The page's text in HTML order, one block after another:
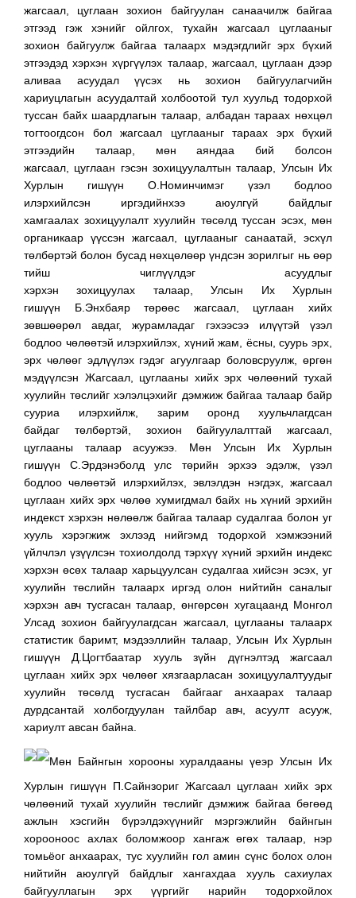
жагсаал, цуглаан зохион байгуулан санаачилж байгаа
этгээд гэж хэнийг ойлгох, тухайн жагсаал цуглааныг
зохион байгуулж байгаа талаарх мэдэгдлийг эрх бүхий
этгээдэд хэрхэн хүргүүлэх талаар, жагсаал, цуглаан дээр
аливаа асуудал үүсэх нь зохион байгуулагчийн
хариуцлагын асуудалтай холбоотой тул хуульд тодорхой
туссан байх шаардлагын талаар, албадан тараах нөхцөл
тогтоогдсон бол жагсаал цуглааныг тараах эрх бүхий
этгээдийн талаар, мөн аяндаа бий болсон
жагсаал, цуглаан гэсэн зохицуулалтын талаар, Улсын Их
Хурлын гишүүн О.Номинчимэг үзэл бодлоо
илэрхийлсэн иргэдийнхээ аюулгүй байдлыг
хамгаалах зохицуулалт хуулийн төсөлд туссан эсэх, мөн
органикаар үүссэн жагсаал, цуглааныг санаатай, эсхүл
төлбөртэй болон бусад нөхцөлөөр үндсэн зорилгыг нь өөр
тийш чиглүүлдэг асуудлыг
хэрхэн зохицуулах талаар, Улсын Их Хурлын
гишүүн Б.Энхбаяр төрөөс жагсаал, цуглаан хийх
зөвшөөрөл авдаг, журамладаг гэхээсээ илүүтэй үзэл
бодлоо чөлөөтэй илэрхийлэх, хүний жам, ёсны, суурь эрх,
эрх чөлөөг эдлүүлэх гэдэг агуулгаар боловсруулж, өргөн
мэдүүлсэн Жагсаал, цуглааны хийх эрх чөлөөний тухай
хуулийн төслийг хэлэлцэхийг дэмжиж байгаа талаар байр
сууриа илэрхийлж, зарим оронд хуульчлагдсан
байдаг төлбөртэй, зохион байгуулалттай жагсаал,
цуглааны талаар асуужээ. Мөн Улсын Их Хурлын
гишүүн С.Эрдэнэболд улс төрийн эрхээ эдэлж, үзэл
бодлоо чөлөөтэй илэрхийлэх, эвлэлдэн нэгдэх, жагсаал
цуглаан хийх эрх чөлөө хумигдмал байх нь хүний эрхийн
индекст хэрхэн нөлөөлж байгаа талаар судалгаа болон уг
хууль хэрэгжиж эхлээд нийгэмд тодорхой хэмжээний
үйлчлэл үзүүлсэн тохиолдолд тэрхүү хүний эрхийн индекс
хэрхэн өсөх талаар харьцуулсан судалгаа хийсэн эсэх, уг
хуулийн төслийн талаарх иргэд олон нийтийн саналыг
хэрхэн авч тусгасан талаар, өнгөрсөн хугацаанд Монгол
Улсад зохион байгуулагдсан жагсаал, цуглааны талаарх
статистик баримт, мэдээллийн талаар, Улсын Их Хурлын
гишүүн Д.Цогтбаатар хууль зүйн дүгнэлтэд жагсаал
цуглаан хийх эрх чөлөөг хязгаарласан зохицуулалтуудыг
хуулийн төсөлд тусгасан байгааг анхаарах талаар
дурдсантай холбогдуулан тайлбар авч, асуулт асууж,
хариулт авсан байна.
Мөн Байнгын хорооны хуралдааны үеэр Улсын Их
Хурлын гишүүн П.Сайнзориг Жагсаал цуглаан хийх эрх
чөлөөний тухай хуулийн төслийг дэмжиж байгаа бөгөөд
ажлын хэсгийн бүрэлдэхүүнийг мэргэжлийн байнгын
хорооноос ахлах боломжоор хангаж өгөх талаар, нэр
томьёог анхаарах, тус хуулийн гол амин сүнс болох олон
нийтийн аюулгүй байдлыг хангахдаа хууль сахиулах
байгууллагын эрх үүргийг нарийн тодорхойлох